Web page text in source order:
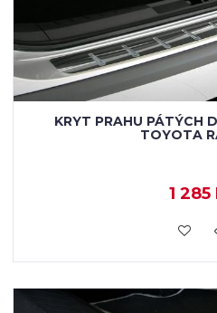
KRYT PRAHU PÁTÝCH
TOYOTA
1 285